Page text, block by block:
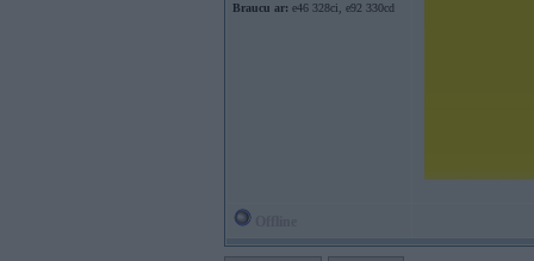
Braucu ar: e46 328ci, e92 330cd